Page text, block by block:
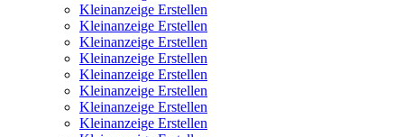
Kleinanzeige Erstellen
Kleinanzeige Erstellen
Kleinanzeige Erstellen
Kleinanzeige Erstellen
Kleinanzeige Erstellen
Kleinanzeige Erstellen
Kleinanzeige Erstellen
Kleinanzeige Erstellen